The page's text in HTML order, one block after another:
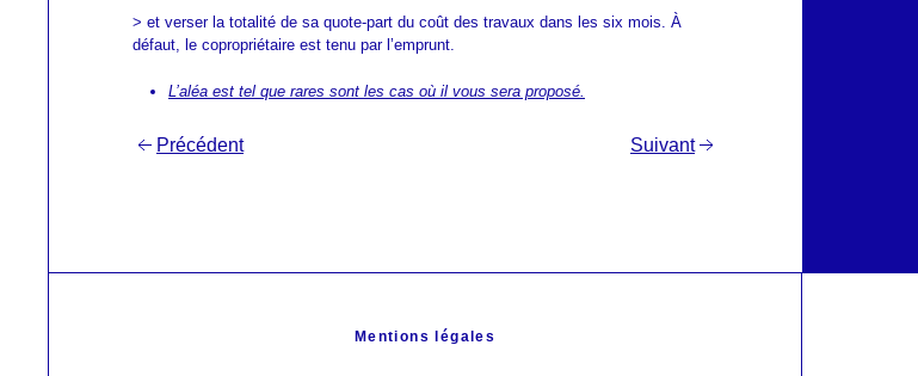
> et verser la totalité de sa quote-part du coût des travaux dans les six mois. À
défaut, le copropriétaire est tenu par l’emprunt.
L’aléa est tel que rares sont les cas où il vous sera proposé.
Navigation
Précédent Suivant
Mentions légales